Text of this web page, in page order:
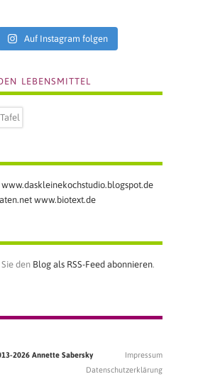
Auf Instagram folgen
LEBENSMITTEL
www.daskleinekochstudio.blogspot.de
www.biotext.de
den Blog als RSS-Feed abonnieren.
2026 Annette Sabersky
Impressum
Datenschutzerklärung